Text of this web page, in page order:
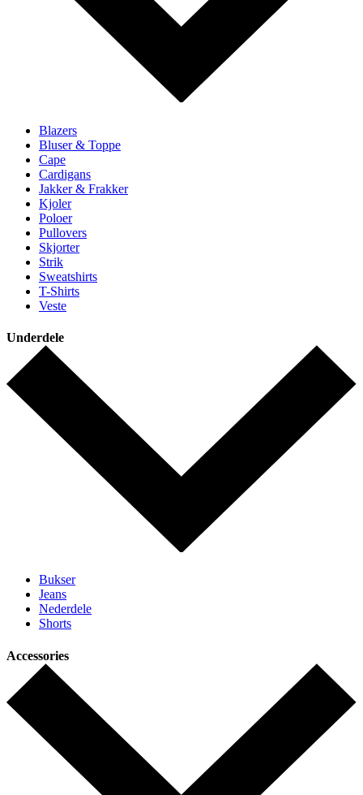
Blazers
Bluser & Toppe
Cape
Cardigans
Jakker & Frakker
Kjoler
Poloer
Pullovers
Skjorter
Strik
Sweatshirts
T-Shirts
Veste
Underdele
Bukser
Jeans
Nederdele
Shorts
Accessories